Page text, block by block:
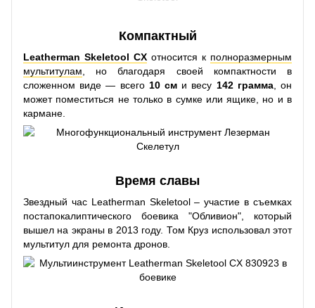
Компактный
Leatherman Skeletool CX относится к полноразмерным
мультитулам, но благодаря своей компактности в
сложенном виде — всего 10 см и весу 142 грамма, он
может поместиться не только в сумке или ящике, но и в
кармане.
Время славы
Звездный час Leatherman Skeletool – участие в съемках
постапокалиптического боевика "Обливион", который
вышел на экраны в 2013 году. Том Круз использовал этот
мультитул для ремонта дронов.